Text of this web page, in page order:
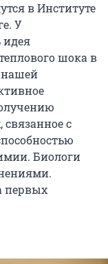
в Институте
У
идея
шока в
нашей
с
Биологи
первых